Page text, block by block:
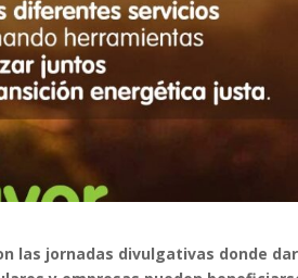
las jornadas divulgativas donde